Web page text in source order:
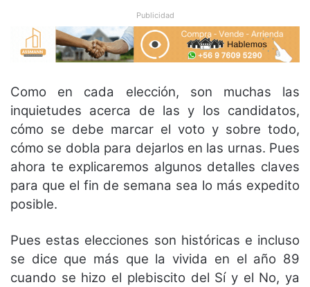
Publicidad
Como en cada elección, son muchas las
inquietudes acerca de las y los candidatos,
cómo se debe marcar el voto y sobre todo,
cómo se dobla para dejarlos en las urnas. Pues
ahora te explicaremos algunos detalles claves
para que el fin de semana sea lo más expedito
posible.
Pues estas elecciones son históricas e incluso
se dice que más que la vivida en el año 89
cuando se hizo el plebiscito del Sí y el No, ya